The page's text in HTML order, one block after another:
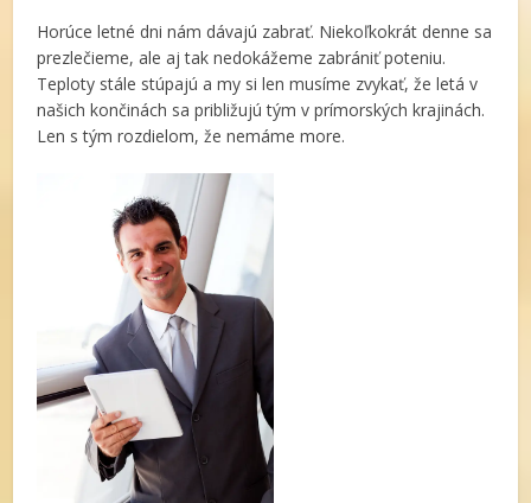
Horúce letné dni nám dávajú zabrať. Niekoľkokrát denne sa
prezlečieme, ale aj tak nedokážeme zabrániť poteniu.
Teploty stále stúpajú a my si len musíme zvykať, že letá v
našich končinách sa približujú tým v prímorských krajinách.
Len s tým rozdielom, že nemáme more.